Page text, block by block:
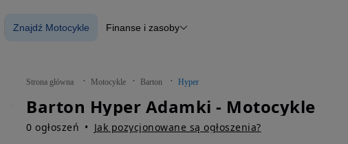
Znajdź Motocykle Finanse i zasoby
Strona główna Motocykle Barton Hyper
Barton Hyper Adamki - Motocykle
0 ogłoszeń Jak pozycjonowane są ogłoszenia?